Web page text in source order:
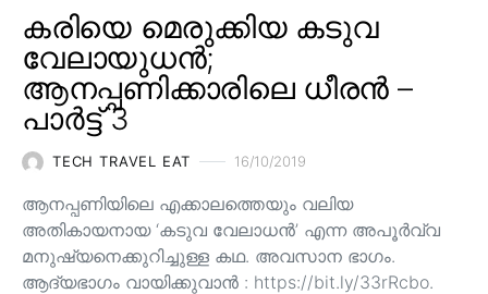
കരിയെ മെരുക്കിയ കടുവ
വേലായുധൻ;
ആനപ്പണിക്കാരിലെ ധീരൻ –
പാർട്ട് 3
TECH TRAVEL EAT 16/10/2019
ആനപ്പണിയിലെ എക്കാലത്തെയും വലിയ
അതികായനായ ‘കടുവ വേലാധൻ’ എന്ന അപൂർവ്വ
മനുഷ്യനെക്കുറിച്ചുള്ള കഥ. അവസാന ഭാഗം.
ആദ്യഭാഗം വായിക്കുവാൻ : https://bit.ly/33rRcbo.